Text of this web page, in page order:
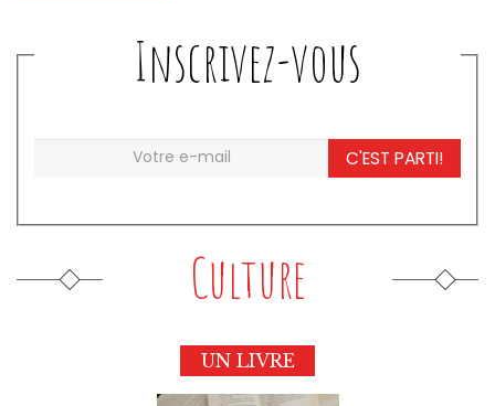
Inscrivez-vous
C'EST PARTI!
Culture
UN LIVRE